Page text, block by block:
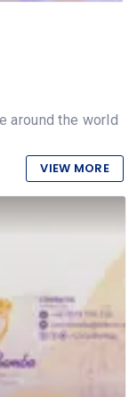
around the world
VIEW MORE